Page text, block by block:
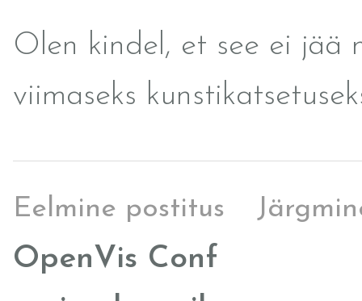
Olen kindel, et see ei jää
viimaseks
Eelmine postitus
OpenVis Conf